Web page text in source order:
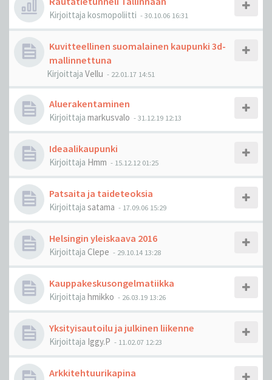
Kirjoittaja kosmopoliitti -30.10.06 16:31
Kuvitteellinen suomalainen kaupunki 3d-
mallinnettuna
Kirjoittaja Vellu - 22.01.17 14:51
Aluerakentaminen
Kirjoittaja markusvalo -31.12.19 12:13
Ideaalikaupunki
Kirjoittaja Hmm - 15.12.12 01:25
Patsaita ja taideteoksia
Kirjoittaja satama - 17.09.06 15:29
Helsingin yleiskaava 2016
Kirjoittaja Clepe - 29.10.14 13:28
Kauppakeskusongelmatiikka
Kirjoittaja hmikko - 26.03.19 13:26
Yksityisautoilu ja julkinen liikenne
Kirjoittaja Iggy.P - 11.02.07 12:23
Arkkitehtuurikapina